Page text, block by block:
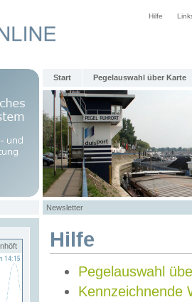
Hilfe
Start Pegelauswahl über Karte
Newsletter
Hilfe
Pegelauswahl
Kennzeichnende